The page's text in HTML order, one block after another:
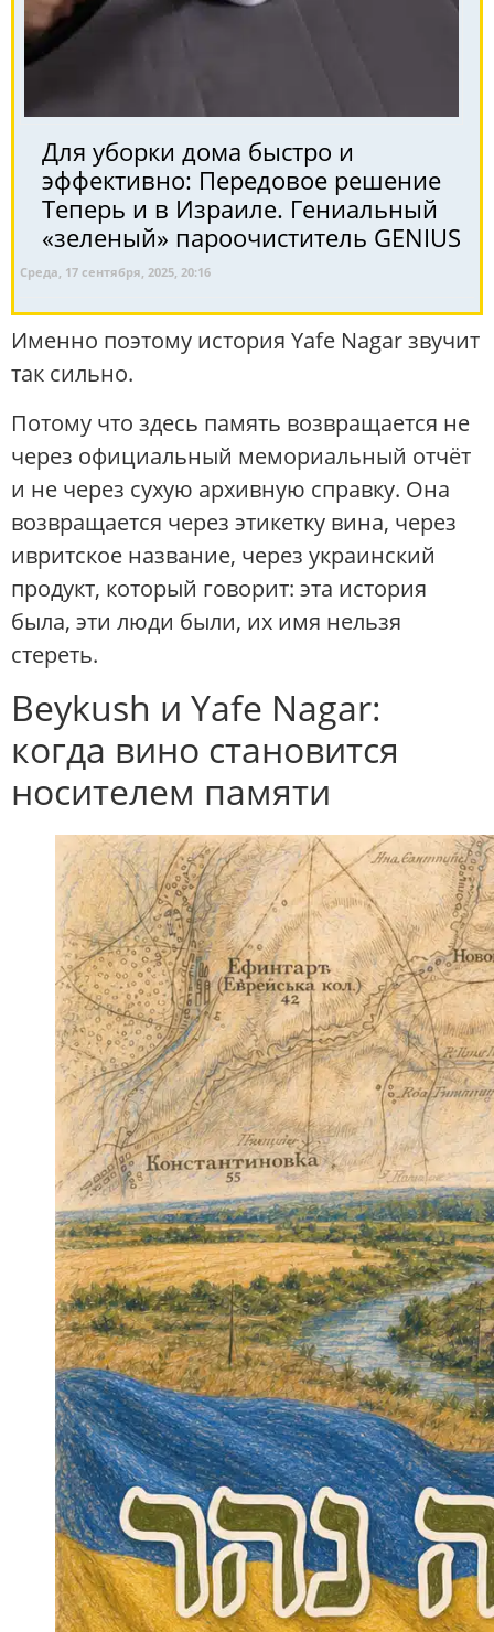
Для уборки дома быстро и
эффективно: Передовое решение
Теперь и в Израиле. Гениальный
«зеленый» пароочиститель GENIUS
Среда, 17 сентября, 2025, 20:16
Именно поэтому история Yafe Nagar звучит
так сильно.
Потому что здесь память возвращается не
через официальный мемориальный отчёт
и не через сухую архивную справку. Она
возвращается через этикетку вина, через
ивритское название, через украинский
продукт, который говорит: эта история
была, эти люди были, их имя нельзя
стереть.
Beykush и Yafe Nagar:
когда вино становится
носителем памяти